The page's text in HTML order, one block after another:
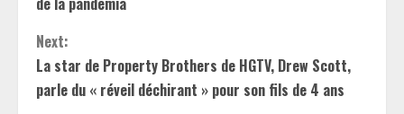
i
n
u
Next:
La star de Property Brothers de HGTV, Drew Scott,
parle du « réveil déchirant » pour son fils de 4 ans